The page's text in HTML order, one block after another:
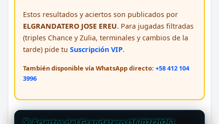
Estos resultados y aciertos son publicados por
ELGRANDATERO JOSE EREU. Para jugadas filtradas
(triples Chance y Zulia, terminales y cambios de la
tarde) pide tu Suscripción VIP.
También disponible vía WhatsApp directo: +58 412 104
3996